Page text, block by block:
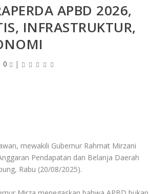
APBD 2026,
INFRASTRUKTUR,
0 |
mewakili Gubernur Rahmat Mirzani
Pendapatan dan Belanja Daerah
Rabu (20/08/2025).